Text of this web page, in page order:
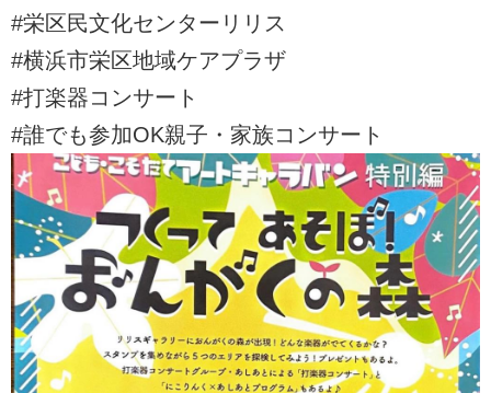
#栄区民文化センターリリス
#横浜市栄区地域ケアプラザ
#打楽器コンサート
#誰でも参加OK親子・家族コンサート